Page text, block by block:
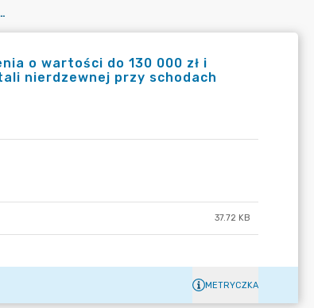
BALUSTRADY JEDNOSTRONNEJ ZE STALI NIERDZEWNEJ PRZY SCHODACH TERENOWYCH PRZY POMNIKU KS. WŁADYSŁAWA
o wartości do 130 000 zł i
nierdzewnej przy schodach
37.72 KB
METRYCZKA